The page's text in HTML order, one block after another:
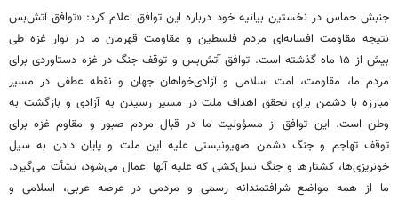
جنبش حماس در نخستین بیانیه خود درباره این توافق اعلام کرد: «توافق آتش‌بس
نتیجه مقاومت افسانه‌ای مردم فلسطین و مقاومت قهرمان ما در نوار غزه طی
بیش از ۱۵ ماه گذشته است. توافق آتش‌بس و توقف جنگ در غزه دستاوردی برای
مردم ما، مقاومت، امت اسلامی و آزادی‌خواهان جهان و نقطه عطفی در مسیر
مبارزه با دشمن برای تحقق اهداف ملت در مسیر رسیدن به آزادی و بازگشت به
وطن است. این توافق از مسؤولیت ما در قبال مردم صبور و مقاوم غزه برای
توقف تهاجم و جنگ دشمن صهیونیستی علیه این ملت و پایان دادن به سیل
خونریزی‌ها، کشتارها و جنگ نسل‌کشی که علیه آنها اعمال می‌شود، نشأت می‌گیرد.
ما از همه مواضع شرافتمندانه رسمی و مردمی در عرصه عربی، اسلامی و